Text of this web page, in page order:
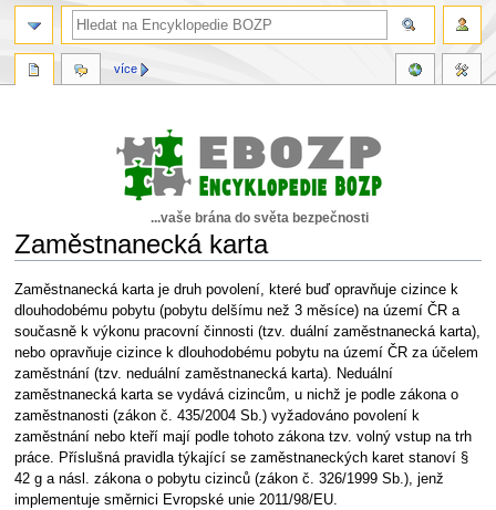
...vaše brána do světa bezpečnosti
Zaměstnanecká karta
Skočit
na
navigaci
Skočit
na
vyhledávání
Zaměstnanecká karta je druh povolení, které buď opravňuje cizince k
dlouhodobému pobytu (pobytu delšímu než 3 měsíce) na území ČR a
současně k výkonu pracovní činnosti (tzv. duální zaměstnanecká karta),
nebo opravňuje cizince k dlouhodobému pobytu na území ČR za účelem
zaměstnání (tzv. neduální zaměstnanecká karta). Neduální
zaměstnanecká karta se vydává cizincům, u nichž je podle zákona o
zaměstnanosti (zákon č. 435/2004 Sb.) vyžadováno povolení k
zaměstnání nebo kteří mají podle tohoto zákona tzv. volný vstup na trh
práce. Příslušná pravidla týkající se zaměstnaneckých karet stanoví §
42 g a násl. zákona o pobytu cizinců (zákon č. 326/1999 Sb.), jenž
implementuje směrnici Evropské unie 2011/98/EU.
více